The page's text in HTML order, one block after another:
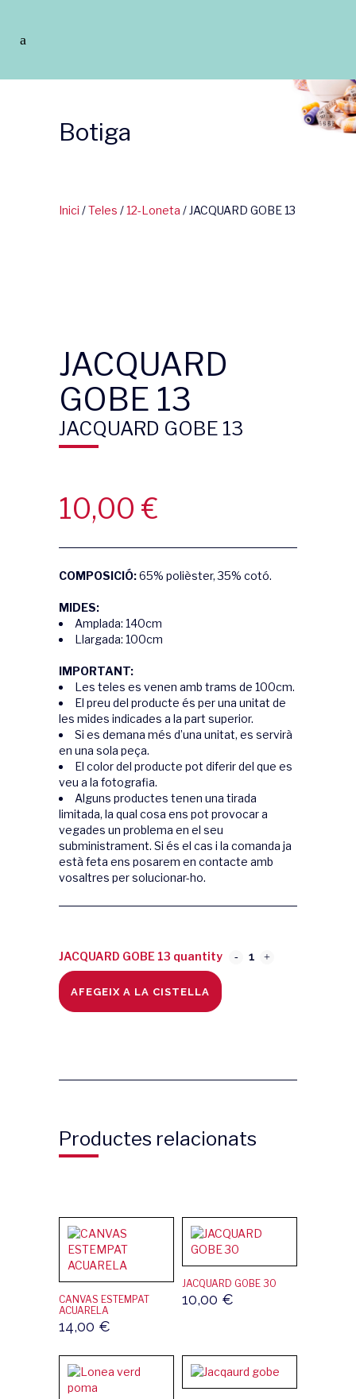
Botiga
Inici /Teles /12-Loneta / JACQUARD GOBE 13
JACQUARD
GOBE 13
JACQUARD GOBE 13
10,00 €
COMPOSICIÓ:65% polièster, 35% cotó.
MIDES:
Amplada: 140cm
Llargada: 100cm
IMPORTANT:
Les teles es venen amb trams de 100cm.
El preu del producte és per una unitat de
les mides indicades a la part superior.
Si es demana més d’una unitat, es servirà
en una sola peça.
El color del producte pot diferir del que es
veu a la fotografia.
Alguns productes tenen una tirada
limitada, la qual cosa ens pot provocar a
vegades un problema en el seu
subministrament. Si és el cas i la comanda ja
està feta ens posarem en contacte amb
vosaltres per solucionar-ho.
JACQUARD GOBE 13 quantity
AFEGEIX A LA CISTELLA
Productes relacionats
CANVAS ESTEMPAT
ACUARELA
14,00 €
JACQUARD GOBE 30
10,00 €